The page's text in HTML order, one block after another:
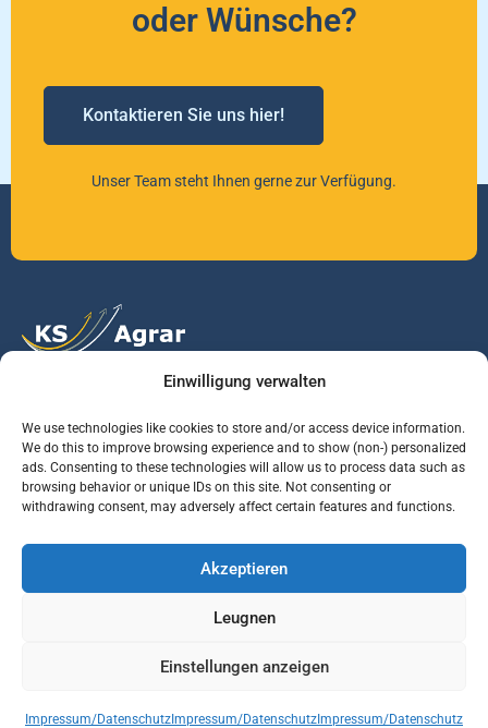
Einwilligung verwalten
We use technologies like cookies to store and/or access device information.
We do this to improve browsing experience and to show (non-) personalized
ads. Consenting to these technologies will allow us to process data such as
browsing behavior or unique IDs on this site. Not consenting or
withdrawing consent, may adversely affect certain features and functions.
Akzeptieren
Leugnen
Einstellungen anzeigen
Impressum/Datenschutz Impressum/Datenschutz Impressum/Datenschutz
oder Wünsche?
Kontaktieren Sie uns hier!
Unser Team steht Ihnen gerne zur Verfügung.
Vertrauen Sie auf unsere Expertise im Agrarmarkt.
Services Jobs
Business Development
Manager (m/w/d)
Informationen